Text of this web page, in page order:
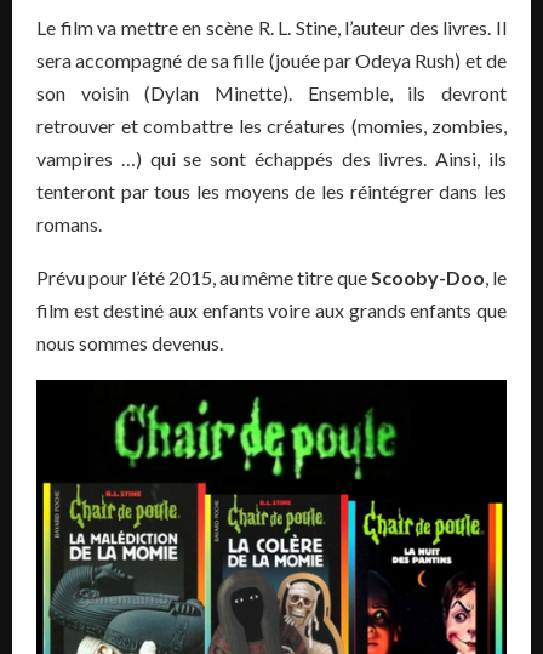
Le film va mettre en scène R. L. Stine, l’auteur des livres. Il
sera accompagné de sa fille (jouée par Odeya Rush) et de
son voisin (Dylan Minette). Ensemble, ils devront
retrouver et combattre les créatures (momies, zombies,
vampires …) qui se sont échappés des livres. Ainsi, ils
tenteront par tous les moyens de les réintégrer dans les
romans.
Prévu pour l’été 2015, au même titre queScooby-Doo, le
film est destiné aux enfants voire aux grands enfants que
nous sommes devenus.